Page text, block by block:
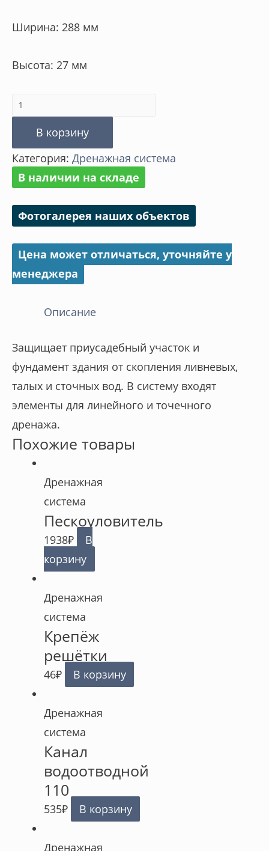
Ширина: 288 мм
Высота: 27 мм
Количество
товара
Решётка
к
дождеприёмнику
В корзину
Категория: Дренажная система
В наличии на складе
Фотогалерея наших объектов
Цена может отличаться, уточняйте у
менеджера
Описание
Защищает приусадебный участок и
фундамент здания от скопления ливневых,
талых и сточных вод. В систему входят
элементы для линейного и точечного
дренажа.
Похожие товары
Дренажная
система
Пескоуловитель
1938₽
В
корзину
Дренажная
система
Крепёж
решётки
46₽ В корзину
Дренажная
система
Канал
водоотводной
110
535₽ В корзину
Дренажная